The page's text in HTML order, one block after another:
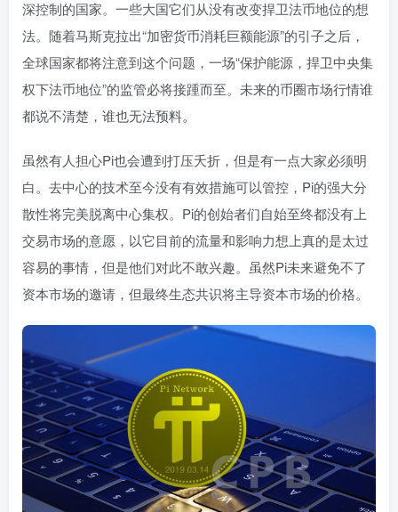
深控制的国家。一些大国它们从没有改变捍卫法币地位的想
法。随着马斯克拉出“加密货币消耗巨额能源”的引子之后，
全球国家都将注意到这个问题，一场“保护能源，捍卫中央集
权下法币地位”的监管必将接踵而至。未来的币圈市场行情谁
都说不清楚，谁也无法预料。
虽然有人担心Pi也会遭到打压夭折，但是有一点大家必须明
白。去中心的技术至今没有有效措施可以管控，Pi的强大分
散性将完美脱离中心集权。Pi的创始者们自始至终都没有上
交易市场的意愿，以它目前的流量和影响力想上真的是太过
容易的事情，但是他们对此不敢兴趣。虽然Pi未来避免不了
资本市场的邀请，但最终生态共识将主导资本市场的价格。